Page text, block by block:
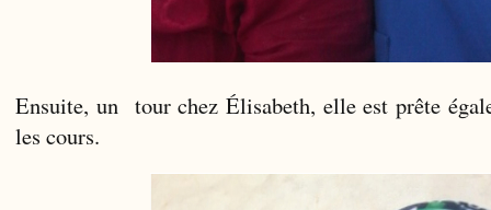
Ensuite, un tour chez Élisabeth, elle est prête
les cours.